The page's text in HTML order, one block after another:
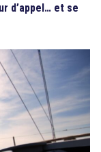
d’appel… et se